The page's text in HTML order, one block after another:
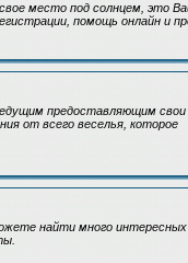
место под солнцем, это
помощь онлайн и
предоставляющим свои
от всего веселья, которое
найти много интересных